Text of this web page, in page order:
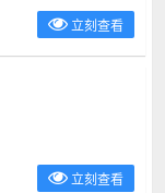
立刻查看
立刻查看